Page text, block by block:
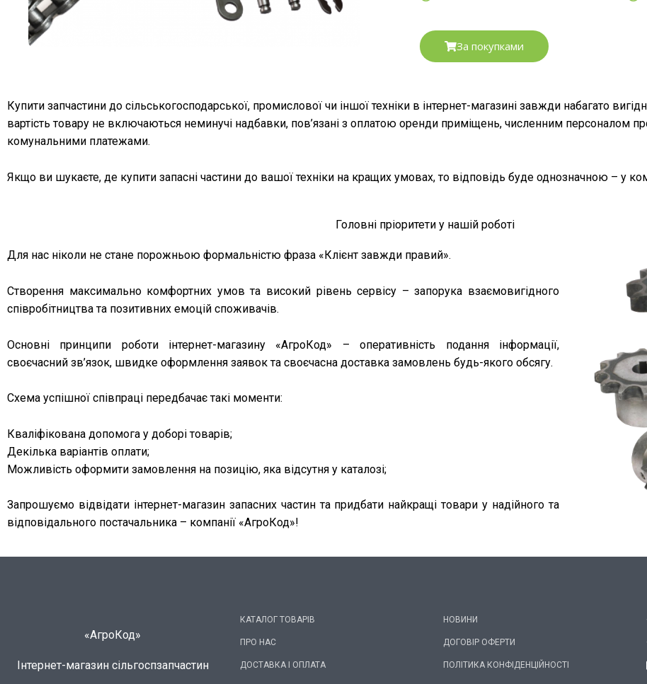
За покупками
Купити запчастини до сільськогосподарської, промислової чи іншої техніки в інтернет-магазині завжди набагато
вартість товару не включаються неминучі надбавки, пов’язані з оплатою оренди приміщень, численним персоналом
комунальними платежами.
Якщо ви шукаєте, де купити запасні частини до вашої техніки на кращих умовах, то відповідь буде однозначною – у
Головні пріоритети у нашій роботі
Для нас ніколи не стане порожньою формальністю фраза «Клієнт завжди правий».
Створення максимально комфортних умов та високий рівень сервісу – запорука взаємовигідного
співробітництва та позитивних емоцій споживачів.
Основні принципи роботи інтернет-магазину «АгроКод» – оперативність подання інформації,
своєчасний зв’язок, швидке оформлення заявок та своєчасна доставка замовлень будь-якого обсягу.
Схема успішної співпраці передбачає такі моменти:
Кваліфікована допомога у доборі товарів;
Декілька варіантів оплати;
Можливість оформити замовлення на позицію, яка відсутня у каталозі;
Запрошуємо відвідати інтернет-магазин запасних частин та придбати найкращі товари у надійного та
відповідального постачальника – компанії «АгроКод»!
«АгроКод»
Інтернет-магазин сільгоспзапчастин
КАТАЛОГ ТОВАРІВ
ПРО НАС
ДОСТАВКА І ОПЛАТА
НОВИНИ
ДОГОВІР ОФЕРТИ
ПОЛІТИКА КОНФІДЕНЦІЙНОСТІ